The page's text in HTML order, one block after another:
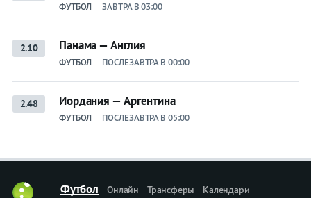
ФУТБОЛ ЗАВТРА В 03:00
2.10 Панама — Англия
ФУТБОЛ ПОСЛЕЗАВТРА В 00:00
2.48 Иордания — Аргентина
ФУТБОЛ ПОСЛЕЗАВТРА В 05:00
Футбол Онлайн Трансферы
Календари